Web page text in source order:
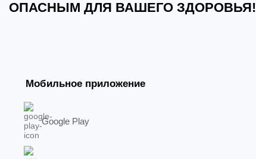
ОПАСНЫМ ДЛЯ ВАШЕГО ЗДОРОВЬЯ!
Мобильное приложение
Google Play